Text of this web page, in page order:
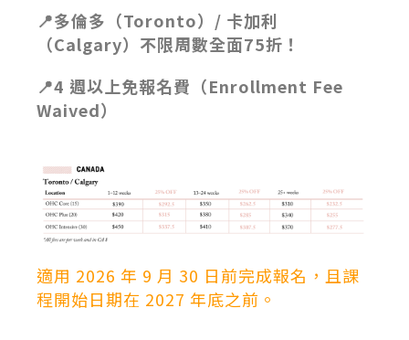
📍多倫多（Toronto）/ 卡加利
（Calgary）不限周數全面75折！
📍4 週以上免報名費（Enrollment Fee
Waived）
適用 2026 年 9 月 30 日前完成報名，且課
程開始日期在 2027 年底之前。